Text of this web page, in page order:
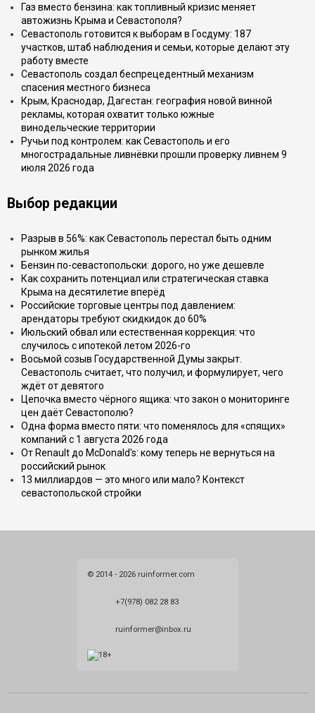
Газ вместо бензина: как топливный кризис меняет
автожизнь Крыма и Севастополя?
Севастополь готовится к выборам в Госдуму: 187
участков, штаб наблюдения и семьи, которые делают эту
работу вместе
Севастополь создал беспрецедентный механизм
спасения местного бизнеса
Крым, Краснодар, Дагестан: география новой винной
рекламы, которая охватит только южные
винодельческие территории
Ручьи под контролем: как Севастополь и его
многострадальные ливнёвки прошли проверку ливнем 9
июля 2026 года
Выбор редакции
Разрыв в 56%: как Севастополь перестал быть одним
рынком жилья
Бензин по-севастопольски: дорого, но уже дешевле
Как сохранить потенциал или стратегическая ставка
Крыма на десятилетие вперёд
Российские торговые центры под давлением:
арендаторы требуют скидкидок до 60%
Июльский обвал или естественная коррекция: что
случилось с ипотекой летом 2026-го
Восьмой созыв Государственной Думы закрыт.
Севастополь считает, что получил, и формулирует, чего
ждёт от девятого
Цепочка вместо чёрного ящика: что закон о мониторинге
цен даёт Севастополю?
Одна форма вместо пяти: что поменялось для «спящих»
компаний с 1 августа 2026 года
От Renault до McDonald's: кому теперь не вернуться на
российский рынок
13 миллиардов — это много или мало? Контекст
севастопольской стройки
© 2014 - 2026 ruinformer.com
+7(978) 082 28 83
ruinformer@inbox.ru